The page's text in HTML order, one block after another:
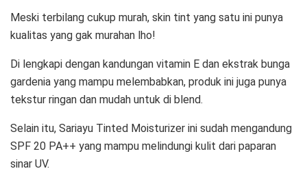
Meski terbilang cukup murah, skin tint yang satu ini punya
kualitas yang gak murahan lho!
Di lengkapi dengan kandungan vitamin E dan ekstrak bunga
gardenia yang mampu melembabkan, produk ini juga punya
tekstur ringan dan mudah untuk di blend.
Selain itu, Sariayu Tinted Moisturizer ini sudah mengandung
SPF 20 PA++ yang mampu melindungi kulit dari paparan
sinar UV.